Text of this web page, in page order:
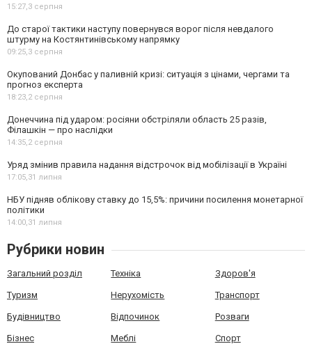
15:27,3 серпня
До старої тактики наступу повернувся ворог після невдалого
штурму на Костянтинівському напрямку
09:25,3 серпня
Окупований Донбас у паливній кризі: ситуація з цінами, чергами та
прогноз експерта
18:23,2 серпня
Донеччина під ударом: росіяни обстріляли область 25 разів,
Філашкін — про наслідки
14:35,2 серпня
Уряд змінив правила надання відстрочок від мобілізації в Україні
17:05,31 липня
НБУ підняв облікову ставку до 15,5%: причини посилення монетарної
політики
14:00,31 липня
Рубрики новин
Загальний розділ Техніка Здоров'я
Туризм Нерухомість Транспорт
Будівництво Відпочинок Розваги
Бізнес Меблі Спорт